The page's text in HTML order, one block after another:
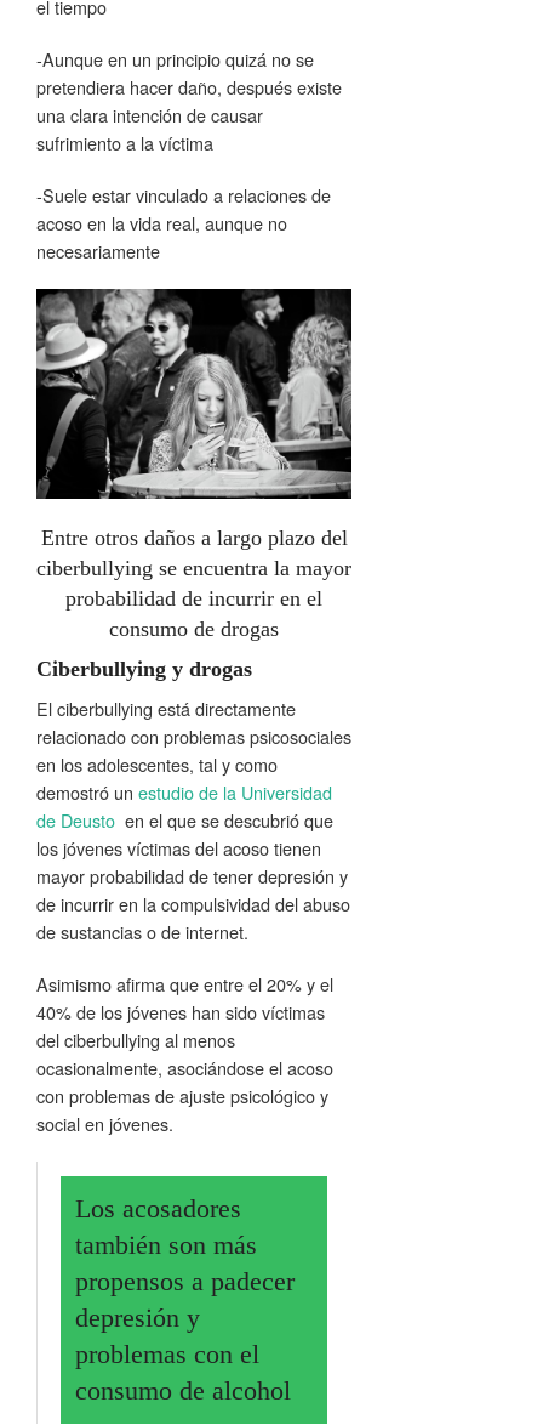
el tiempo
-Aunque en un principio quizá no se
pretendiera hacer daño, después existe
una clara intención de causar
sufrimiento a la víctima
-Suele estar vinculado a relaciones de
acoso en la vida real, aunque no
necesariamente
Entre otros daños a largo plazo del
ciberbullying se encuentra la mayor
probabilidad de incurrir en el
consumo de drogas
Ciberbullying y drogas
El ciberbullying está directamente
relacionado con problemas psicosociales
en los adolescentes, tal y como
demostró un estudio de la Universidad
de Deusto en el que se descubrió que
los jóvenes víctimas del acoso tienen
mayor probabilidad de tener depresión y
de incurrir en la compulsividad del abuso
de sustancias o de internet.
Asimismo afirma que entre el 20% y el
40% de los jóvenes han sido víctimas
del ciberbullying al menos
ocasionalmente, asociándose el acoso
con problemas de ajuste psicológico y
social en jóvenes.
Los acosadores
también son más
propensos a padecer
depresión y
problemas con el
consumo de alcohol